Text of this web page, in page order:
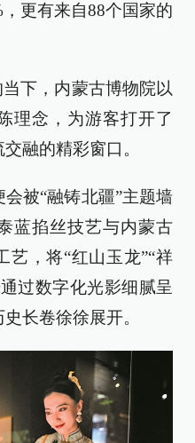
更有来自88个国家的
下，内蒙古博物院以
理念，为游客打开了
融的精彩窗口。
被“融铸北疆”主题墙
蓝掐丝技艺与内蒙古
艺，将“红山玉龙”“祥
过数字化光影细腻呈
长卷徐徐展开。